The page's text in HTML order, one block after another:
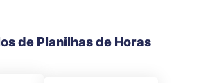
de Planilhas de Horas